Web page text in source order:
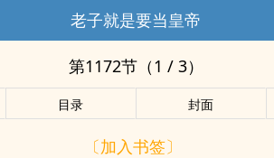
老子就是要当皇帝
第1172节（1 / 3）
目录 封面
〔加入书签〕